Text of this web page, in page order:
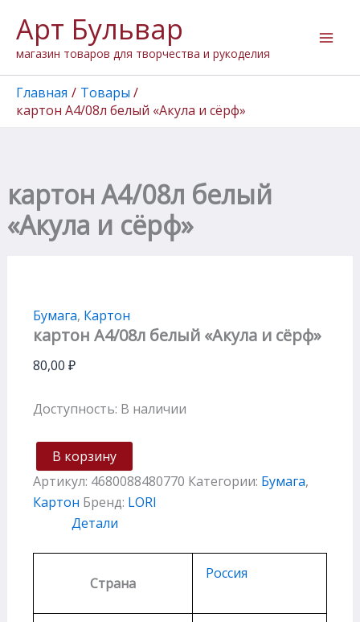
содержимому
Арт Бульвар
магазин товаров для творчества и рукоделия
Главная
Товары
картон А4/08л белый «Акула и сёрф»
картон А4/08л белый
«Акула и сёрф»
Бумага, Картон
картон А4/08л белый «Акула и сёрф»
80,00 ₽
Доступность: В наличии
товара
картон
А4/08л
белый
"Акула
сёрф"
В корзину
Артикул: 4680088480770 Категории: Бумага,
Картон Бренд: LORI
Детали
Страна
Россия